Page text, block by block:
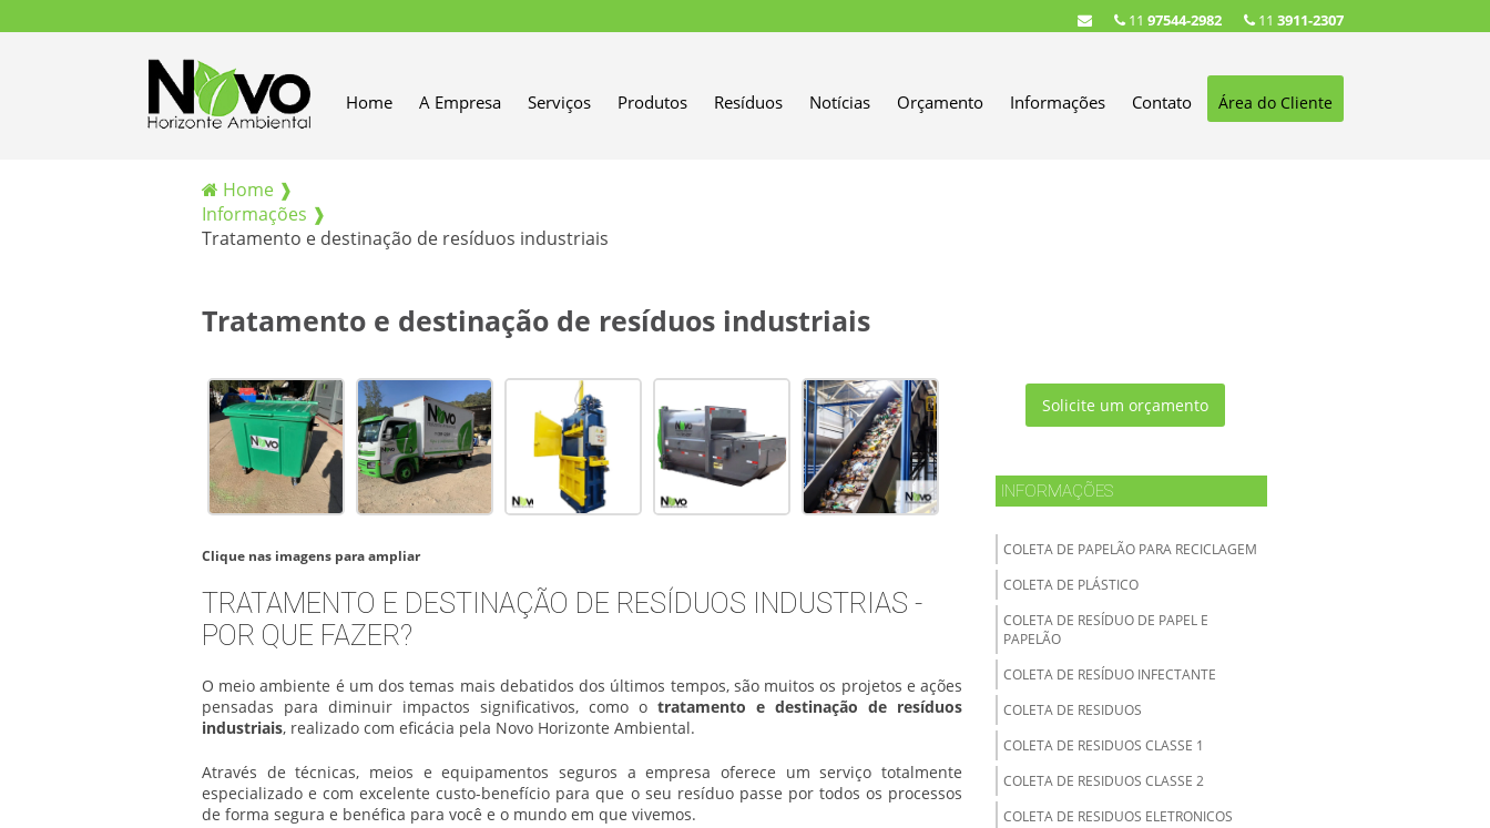
11 3911-2307
11 97544-2982
Home A Empresa Serviços Produtos Resíduos Notícias Orçamento Informações Contato Área do Cliente
Home ❱
Informações ❱
Tratamento e destinação de resíduos industriais
Tratamento e destinação de resíduos industriais
Clique nas imagens para ampliar
TRATAMENTO E DESTINAÇÃO DE RESÍDUOS INDUSTRIAS -
POR QUE FAZER?
O meio ambiente é um dos temas mais debatidos dos últimos tempos, são muitos os projetos e ações
pensadas para diminuir impactos significativos, como o tratamento e destinação de resíduos
industriais, realizado com eficácia pela Novo Horizonte Ambiental.
Através de técnicas, meios e equipamentos seguros a empresa oferece um serviço totalmente
especializado e com excelente custo-benefício para que o seu resíduo passe por todos os processos
de forma segura e benéfica para você e o mundo em que vivemos.
Solicite um orçamento
INFORMAÇÕES
COLETA DE PAPELÃO PARA RECICLAGEM
COLETA DE PLÁSTICO
COLETA DE RESÍDUO DE PAPEL E
PAPELÃO
COLETA DE RESÍDUO INFECTANTE
COLETA DE RESIDUOS
COLETA DE RESIDUOS CLASSE 1
COLETA DE RESIDUOS CLASSE 2
COLETA DE RESIDUOS ELETRONICOS